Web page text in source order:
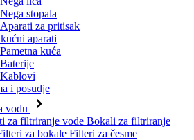
Nega stopala
Aparati za pritisak
aparati
Pametna kuća
Baterije
Kablovi
i posudje
vodu
za filtriranje vode Bokali za filtriranje
za bokale Filteri za česme